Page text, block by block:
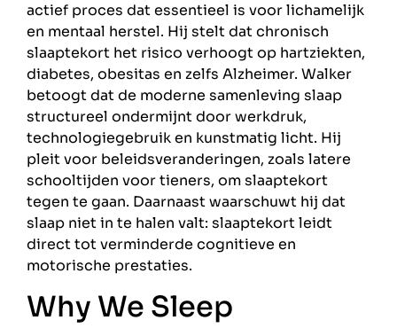
actief proces dat essentieel is voor lichamelijk
en mentaal herstel. Hij stelt dat chronisch
slaaptekort het risico verhoogt op hartziekten,
diabetes, obesitas en zelfs Alzheimer. Walker
betoogt dat de moderne samenleving slaap
structureel ondermijnt door werkdruk,
technologiegebruik en kunstmatig licht. Hij
pleit voor beleidsveranderingen, zoals latere
schooltijden voor tieners, om slaaptekort
tegen te gaan. Daarnaast waarschuwt hij dat
slaap niet in te halen valt: slaaptekort leidt
direct tot verminderde cognitieve en
motorische prestaties.
Why We Sleep